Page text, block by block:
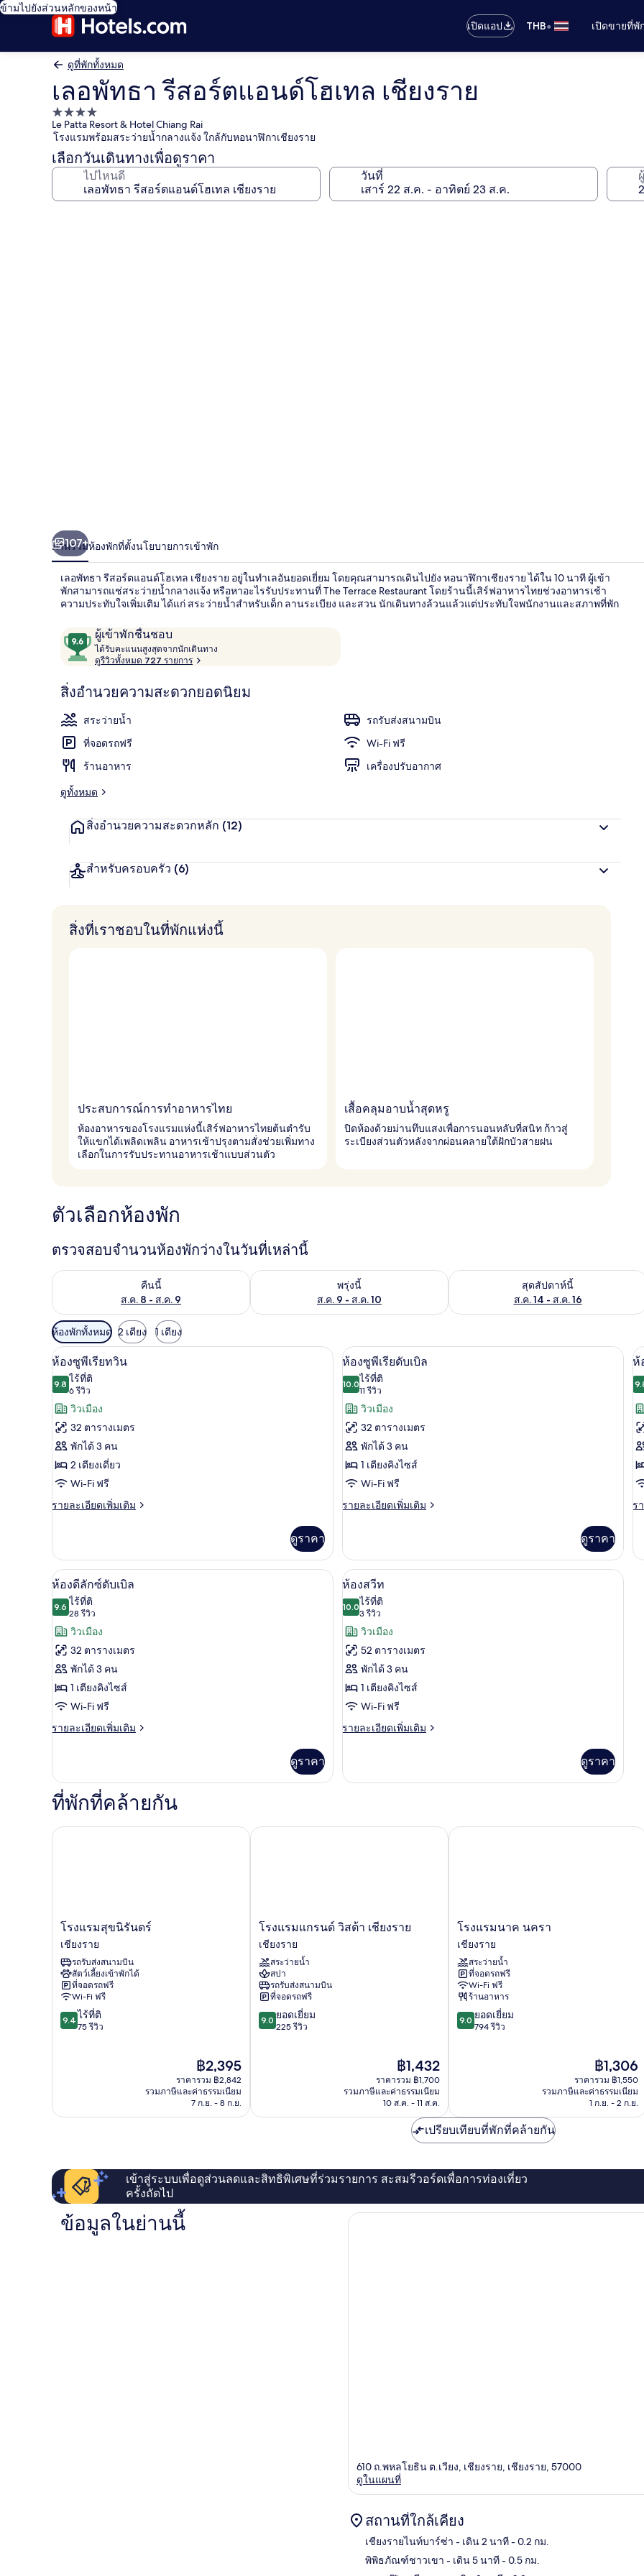
ข้ามไปยังส่วนหลักของหน้า
เปิดแอป
THB• เปิดขายที่
ดูที่พักทั้งหมด
เลอพัทธา รีสอร์ตแอนด์โฮเทล เชียงราย
ที่พัก
4.0
ดาว
Le Patta Resort & Hotel Chiang Rai
โรงแรมพร้อมสระว่ายน้ำกลางแจ้ง ใกล้กับหอนาฬิกาเชียงราย
เลือกวันเดินทางเพื่อดูราคา
ไปไหนดี วันที่
107+
ภาพรวมห้องพักที่ตั้งนโยบายการเข้าพัก
เลอพัทธา รีสอร์ตแอนด์โฮเทล เชียงราย อยู่ในทำเลอันยอดเยี่ยม โดยคุณสามารถเดินไปยัง หอนาฬิกาเชียงราย ได้ใน 10 นาที ผู้เข้า
พักสามารถแช่สระว่ายน้ำกลางแจ้ง หรือหาอะไรรับประทานที่ The Terrace Restaurant โดยร้านนี้เสิร์ฟอาหารไทยช่วงอาหารเช้า
ความประทับใจเพิ่มเติม ได้แก่ สระว่ายน้ำสำหรับเด็ก ลานระเบียง และสวน นักเดินทางล้วนแล้วแต่ประทับใจพนักงานและสภาพที่พัก
รีวิว ผู้เข้าพักชื่นชอบ
9.6
จาก
10,
เข้า
พัก
ชื่น
ได้รับคะแนนสูงสุดจากนักเดินทาง
บ
ค
จ
า
ท
า
ดูรีวิวทั้งหมด 727 รายการ
สิ่งอำนวยความสะดวกยอดนิยม
สระว่ายน้ำ
รถรับส่งสนามบิน
ที่จอดรถฟรี
Wi-Fi ฟรี
ร้านอาหาร
เครื่องปรับอากาศ
ดูทั้งหมด
สิ่งอำนวยความสะดวกหลัก (12)
สำหรับครอบครัว (6)
สิ่งที่เราชอบในที่พักแห่งนี้
ประสบการณ์การทำอาหารไทย
ห้องอาหารของโรงแรมแห่งนี้เสิร์ฟอาหารไทยต้นตำรับ
ให้แขกได้เพลิดเพลิน อาหารเช้าปรุงตามสั่งช่วยเพิ่มทาง
เลือกในการรับประทานอาหารเช้าแบบส่วนตัว
เสื้อคลุมอาบน้ำสุดหรู
ปิดห้องด้วยม่านทึบแสงเพื่อการนอนหลับที่สนิท ก้าวสู่
ระเบียงส่วนตัวหลังจากผ่อนคลายใต้ฝักบัวสายฝน
ตัวเลือกห้องพัก
ตรวจสอบจำนวนห้องพักว่างในวันที่เหล่านี้
คืนนี้
ส.ค. 8 - ส.ค. 9
ตรวจสอบจำนวนห้องพักว่างในคืนนี้ ส.ค. 8 - ส.ค. 9
พรุ่งนี้
ส.ค. 9 - ส.ค. 10
ตรวจสอบจำนวนห้องพักว่างในพรุ่งนี้ ส.ค. 9 - ส.ค. 10
สุดสัปดาห์นี้
ส.ค. 14 - ส.ค. 16
ตรวจสอบจำนวนห้องพักว่างในสุดสัปดา
ตัว
กรอง
ที่
มี
ให้
สำหรับ
ห้อง
พัก
ห้องพักทั้งหมด 2 เตียง 1 เตียง
เปิด
ภาพถ่าย
ทั้งหมด
ของ
ห้อง
ซู
พี
เรีย
ห้องซูพีเรียทวิน | มินิบาร์, ตู้นิรภัยในห้องพัก, โต๊ะทำงาน, ผ้าม่านกันแสง
14
ห้องซูพีเรียทวิน
9.89.8 จาก 10
ไร้ที่ติ
6 รีวิว
(6
รีวิว)
วิวเมือง
32 ตารางเมตร
พักได้ 3 คน
2 เตียงเดี่ยว
Wi-Fi ฟรี
รายละเอียดเพิ่มเติม
ราย
เกี่ยว
กับ
ห้อง
พี
ทวิ
น
ดูราคา
เปิด
ภาพถ่าย
ทั้งหมด
ของ
ห้อง
ซู
พี
เรียดั
ห้องซูพีเรียดับเบิล | มินิบาร์, ตู้นิรภัยใน
13
ห้องซูพีเรียดับเบิล
10.010.0 จาก 10
ไร้ที่ติ
11 รีวิว
(11
รีวิว)
วิวเมือง
32 ตารางเมตร
พักได้ 3 คน
1 เตียงคิงไซส์
Wi-Fi ฟรี
รายละเอียดเพิ่มเติม
ราย
เกี่ยว
กับ
ห้อง
พี
เรียดั
บเบิล
ดูราคา
เ
ภ
ทั้
ข
ดี
ซ์
ห้
ร
ร
เกี่
เปิด
ภาพถ่าย
ทั้งหมด
ของ
ห้อง
ดี
ลัก
ซ์
ห้องดีลักซ์ดับเบิล | มินิบาร์, ตู้นิรภัยในห้องพัก, โต๊ะทำงาน, ผ้าม่านกันแสง
12
ห้องดีลักซ์ดับเบิล
9.69.6 จาก 10
ไร้ที่ติ
28 รีวิว
(28
รีวิว)
วิวเมือง
32 ตารางเมตร
พักได้ 3 คน
1 เตียงคิงไซส์
Wi-Fi ฟรี
รายละเอียดเพิ่มเติม
ราย
เกี่ยว
กับ
ห้อง
ลัก
ดูราคา
เปิด
ภาพถ่าย
ทั้งหมด
ของ
ห้อง
สวีท
ห้องสวีท | มินิบาร์, ตู้นิรภัยในห้องพัก, โ
17
ห้องสวีท
10.010.0 จาก 10
ไร้ที่ติ
3 รีวิว
(3
รีวิว)
วิวเมือง
52 ตารางเมตร
พักได้ 3 คน
1 เตียงคิงไซส์
Wi-Fi ฟรี
รายละเอียดเพิ่มเติม
ราย
เกี่ยว
ท
ดูราคา
ที่พักที่คล้ายกัน
โรงแรม
สุข
นิ
รัน
ดร์
เชียงราย
โรงแรมสุขนิรันดร์
เชียงราย
รถรับส่งสนามบิน
สัตว์เลี้ยงเข้าพักได้
ที่จอดรถฟรี
Wi-Fi ฟรี
9.4
จาก
9.4 ไร้ที่ติ
75 รีวิว
ราคา
ปัจจุบัน
คือ
฿2,395
฿2,395
ราคารวม ฿2,842
รวมภาษีและค่าธรรมเนียม
7 ก.ย. - 8 ก.ย.
โรงแรมสุขนิรันดร์
โรงแรม
แก
รนด์
วิ
สต้า
เชียงราย
เชียงราย
โรงแรมแกรนด์ วิสต้า เชียงราย
เชียงราย
สระว่ายน้ำ
สปา
รถรับส่งสนามบิน
ที่จอดรถฟรี
9.0
จาก
9.0 ยอดเยี่ยม
225 รีวิว
ราคา
ปัจจุบัน
คือ
฿1,432
฿1,432
ราคารวม ฿1,700
รวมภาษีและค่าธรรมเนียม
10 ส.ค. - 11 ส.ค.
โรงแรมแกรนด์ วิสต้า เชียงราย
โรงแรม
นาค
นครา
เชียงราย
โรงแรมนาค นครา
เชียงราย
สระว่ายน้ำ
ที่จอดรถฟรี
Wi-Fi ฟรี
ร้านอาหาร
9.0
จาก
9.0 ยอดเยี่ยม
794 รีวิว
ราคา
ปัจจุบัน
คือ
฿1,306
฿1,306
ราคารวม ฿1,550
รวมภาษีและค่าธรรมเนียม
1 ก.ย. - 2 ก.ย.
โรงแรมนาค นครา
เปรียบเทียบที่พักที่คล้ายกัน
เข้าสู่ระบบเพื่อดูส่วนลดและสิทธิพิเศษที่ร่วมรายการ สะสมรีวอร์ดเพื่อการท่องเที่ยว
ครั้งถัดไป
ข้อมูลในย่านนี้
610 ถ.พหลโยธิน ต.เวียง, เชียงราย, เชียงราย, 57000
ดูในแผนที่
สถานที่ใกล้เคียง
เชียงรายไนท์บาร์ซ่า - เดิน 2 นาที- 0.2 กม.
พิพิธภัณฑ์ชาวเขา - เดิน 5 นาที- 0.5 กม.